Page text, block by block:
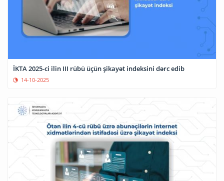
İKTA 2025-ci ilin III rübü üçün şikayət indeksini dərc edib
14-10-2025